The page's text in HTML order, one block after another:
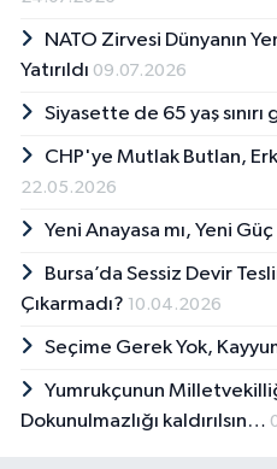
NATO Zirvesi Dünyanın
Yatırıldı 09.07.2026
Siyasette de 65 yaş sınırı
CHP'ye Mutlak Butlan,
22.05.2026
Yeni Anayasa mı, Yeni
Bursa’da Sessiz Devir
Çıkarmadı? 10.04.2026
Seçime Gerek Yok,
Yumrukçunun
Dokunulmazlığı kaldırılsın…